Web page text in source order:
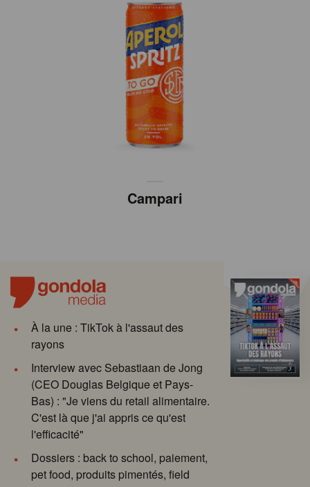
Campari
À la une : TikTok à l'assaut des
rayons
Interview avec Sebastiaan de Jong
(CEO Douglas Belgique et Pays-
Bas) : "Je viens du retail alimentaire.
C'est là que j'ai appris ce qu'est
l'efficacité"
Dossiers : back to school, paiement,
pet food, produits pimentés, field